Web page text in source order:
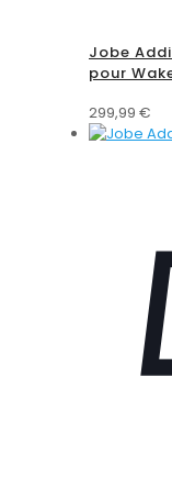
Jobe
pour
299,99 €